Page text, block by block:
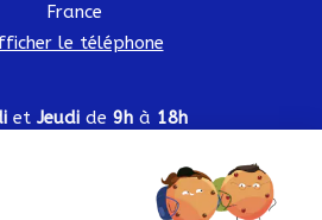
France
le téléphone
et Jeudide 9hà 18h